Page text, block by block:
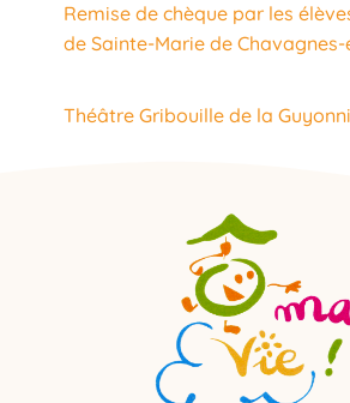
Remise de chèque par les
de Sainte-Marie de
Théâtre Gribouille de la